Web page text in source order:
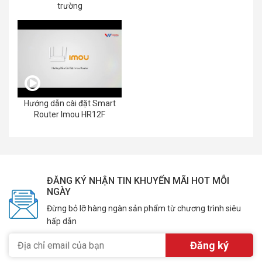
trường
Hướng dẫn cài đặt Smart
Router Imou HR12F
ĐĂNG KÝ NHẬN TIN KHUYẾN MÃI HOT MỖI
NGÀY
Đừng bỏ lỡ hàng ngàn sản phẩm từ chương trình siêu
hấp dẫn